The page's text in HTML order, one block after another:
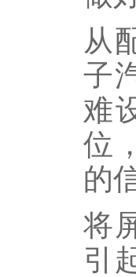
从
子
难
位
的
将
引